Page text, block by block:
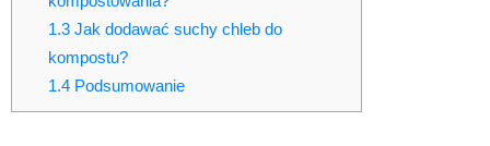
1.3Jak dodawać suchy chleb do
kompostu?
1.4Podsumowanie